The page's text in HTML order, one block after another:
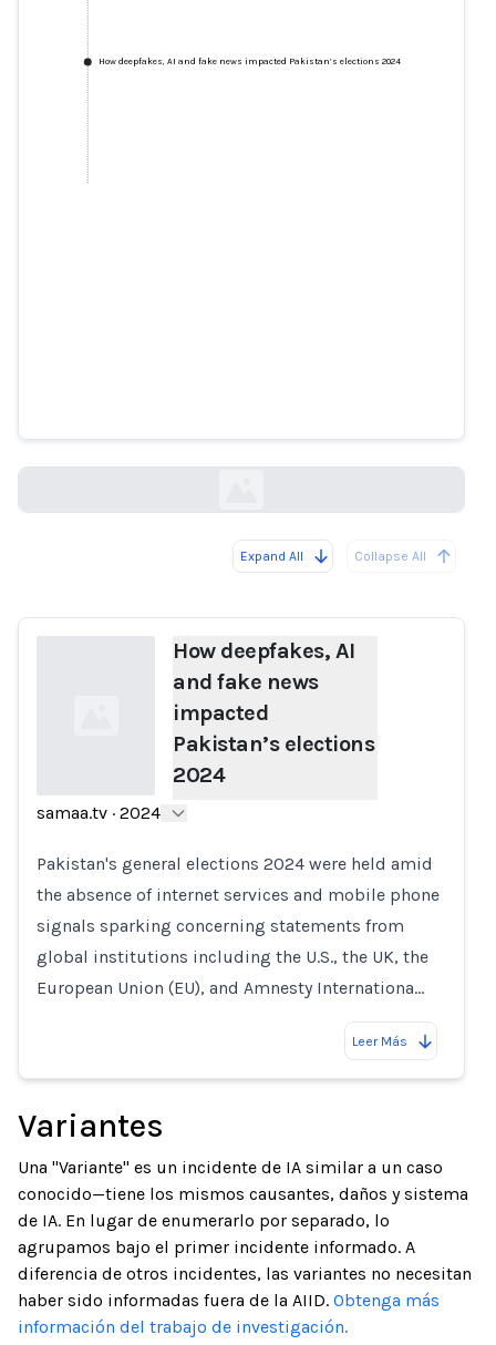
How deepfakes, AI and fake news impacted Pakistan’s elections 2024
Expand All Collapse All
How deepfakes, AI
and fake news
impacted
Pakistan’s elections
2024
samaa.tv · 2024
Pakistan's general elections 2024 were held amid
the absence of internet services and mobile phone
signals sparking concerning statements from
global institutions including the U.S., the UK, the
European Union (EU), and Amnesty Internationa…
Leer Más
Variantes
Una "Variante" es un incidente de IA similar a un caso
conocido—tiene los mismos causantes, daños y sistema
de IA. En lugar de enumerarlo por separado, lo
agrupamos bajo el primer incidente informado. A
diferencia de otros incidentes, las variantes no necesitan
haber sido informadas fuera de la AIID. Obtenga más
información del trabajo de investigación.